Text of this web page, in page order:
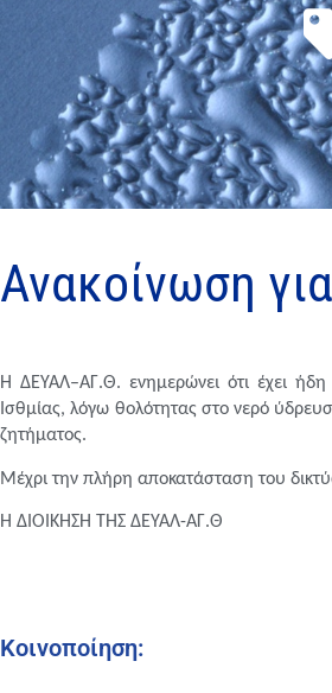
Ανακοίνωση
Η ΔΕΥΑΛ–ΑΓ.Θ. ενημερώνειότι έχει ήδη
Ισθμίας, λόγω θολότητας στο νερό
ζητήματος.
Μέχρι την πλήρη αποκατάσταση του
Η ΔΙΟΙΚΗΣΗ ΤΗΣ ΔΕΥΑΛ-ΑΓ.Θ
Κοινοποίηση: